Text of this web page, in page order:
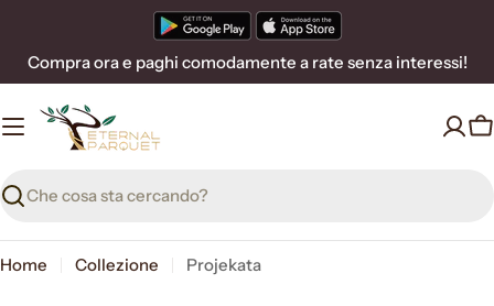
contenuto
Compra ora e paghi comodamente a rate senza interessi!
Ricerca
Home Collezione Projekata